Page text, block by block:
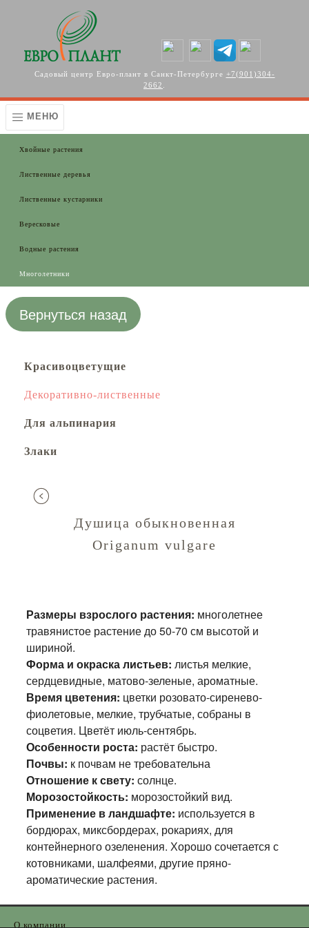
Перейти к основному содержанию
Садовый центр Евро-плант в Санкт-Петербурге +7(901)304-
2662
МЕНЮ
Хвойные растения
Лиственные деревья
Лиственные кустарники
Вересковые
Водные растения
Многолетники
Вернуться назад
Красивоцветущие
Декоративно-лиственные
Для альпинария
Злаки
Душица обыкновенная
Origanum vulgare
Размеры взрослого растения: многолетнее
травянистое растение до 50-70 см высотой и
шириной.
Форма и окраска листьев: листья мелкие,
сердцевидные, матово-зеленые, ароматные.
Время цветения: цветки розовато-сиренево-
фиолетовые, мелкие, трубчатые, собраны в
соцветия. Цветёт июль-сентябрь.
Особенности роста: растёт быстро.
Почвы: к почвам не требовательна
Отношение к свету: солнце.
Морозостойкость: морозостойкий вид.
Применение в ландшафте: используется в
бордюрах, миксбордерах, рокариях, для
контейнерного озеленения. Хорошо сочетается с
котовниками, шалфеями, другие пряно-
ароматические растения.
О компании